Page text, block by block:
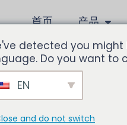
首页 产品
detected you
Do you want to
EN
and do not switch